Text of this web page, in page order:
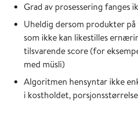
Grad av prosessering fanges
Uheldig dersom produkter
som ikke kan likestilles
tilsvarende score (for
med müsli)
Algoritmen hensyntar ikke
i kostholdet,